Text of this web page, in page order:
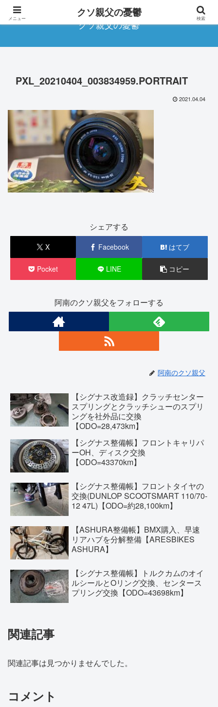
クソ親父の憂鬱
PXL_20210404_003834959.PORTRAIT
2021.04.04
シェアする
X Facebook はてブ
Pocket LINE コピー
阿南のクソ親父をフォローする
阿南のクソ親父
【シグナス改造録】クラッチセンター
スプリングとクラッチシューのスプリ
ングを社外品に交換
【ODO=28,473km】
【シグナス整備帳】フロントキャリパ
ーOH、ディスク交換
【ODO=43370km】
【シグナス整備帳】フロントタイヤの
交換(DUNLOP SCOOTSMART 110/70-
12 47L)【ODO=約28,100km】
【ASHURA整備帳】BMX購入、早速
リアハブを分解整備【ARESBIKES
ASHURA】
【シグナス整備帳】トルクカムのオイ
ルシールとOリング交換、センタース
プリング交換【ODO=43698km】
関連記事
関連記事は見つかりませんでした。
コメント
メニュー クソ親父の憂鬱 検索